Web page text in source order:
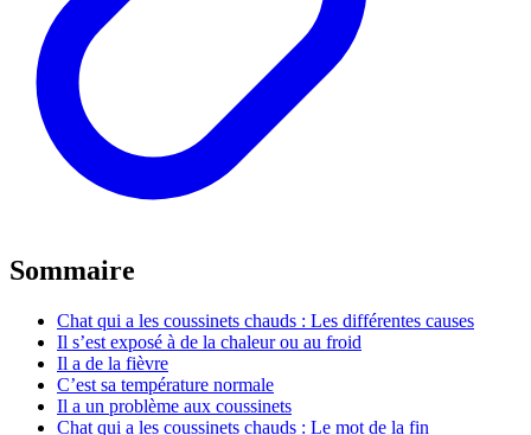
Sommaire
Chat qui a les coussinets chauds : Les différentes causes
Il s’est exposé à de la chaleur ou au froid
Il a de la fièvre
C’est sa température normale
Il a un problème aux coussinets
Chat qui a les coussinets chauds : Le mot de la fin